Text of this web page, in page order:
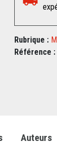
Rubrique :
Référence :
Auteurs